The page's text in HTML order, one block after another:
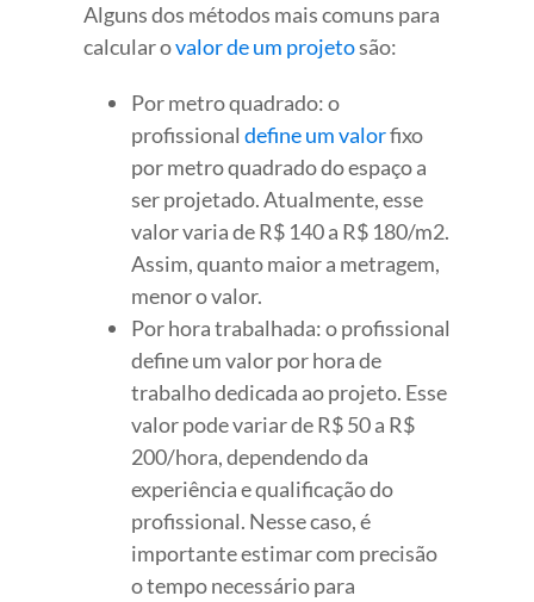
Alguns dos métodos mais comuns para
calcular ovalor de um projetosão:
Por metro quadrado: o
profissional define um valorfixo
por metro quadrado do espaço a
ser projetado. Atualmente, esse
valor varia de R$ 140 a R$ 180/m2.
Assim, quanto maior a metragem,
menor o valor.
Por hora trabalhada: o profissional
define um valor por hora de
trabalho dedicada ao projeto. Esse
valor pode variar de R$ 50 a R$
200/hora, dependendo da
experiência e qualificação do
profissional. Nesse caso, é
importante estimar com precisão
o tempo necessário para